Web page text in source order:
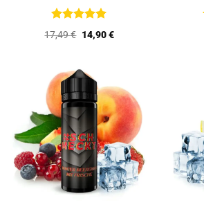
Bewertet
mit 5 von
17,49€ Ursprünglicher
Preis
14,90€Aktueller